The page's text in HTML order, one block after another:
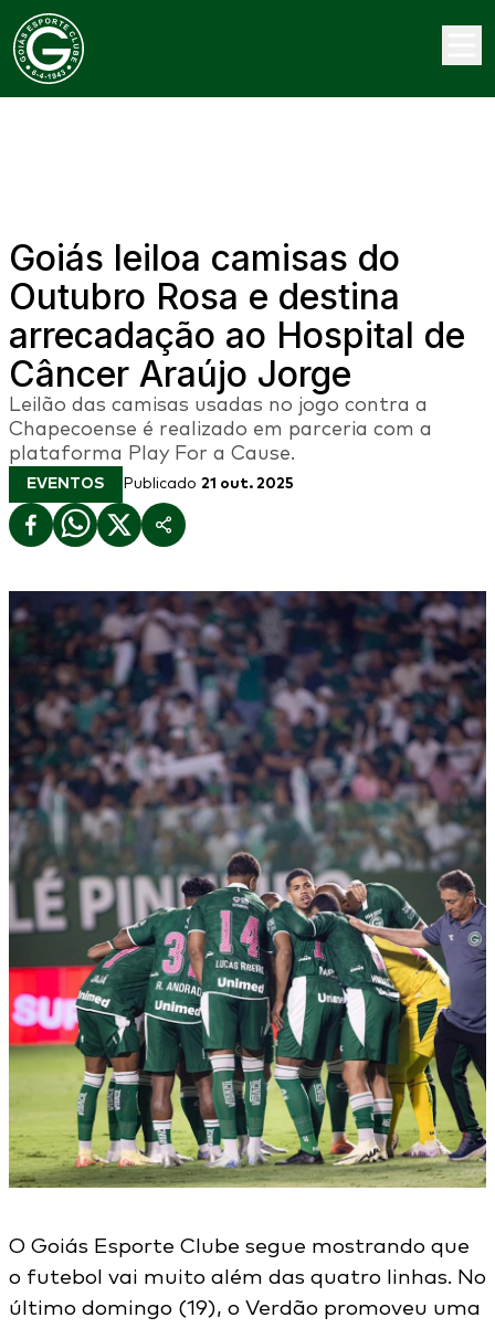
Goiás leiloa camisas do
Outubro Rosa e destina
arrecadação ao Hospital de
Câncer Araújo Jorge
Leilão das camisas usadas no jogo contra a
Chapecoense é realizado em parceria com a
plataforma Play For a Cause.
EVENTOS Publicado 21 out. 2025
O Goiás Esporte Clube segue mostrando que
o futebol vai muito além das quatro linhas. No
último domingo (19), o Verdão promoveu uma